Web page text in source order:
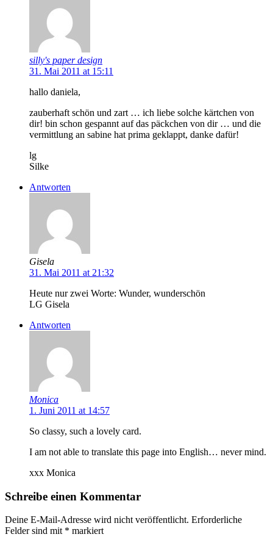
silly's paper design
31. Mai 2011 at 15:11
hallo daniela,
zauberhaft schön und zart … ich liebe solche kärtchen von
dir! bin schon gespannt auf das päckchen von dir … und die
vermittlung an sabine hat prima geklappt, danke dafür!
lg
Silke
Antworten
Gisela
31. Mai 2011 at 21:32
Heute nur zwei Worte: Wunder, wunderschön
LG Gisela
Antworten
Monica
1. Juni 2011 at 14:57
So classy, such a lovely card.
I am not able to translate this page into English… never mind.
xxx Monica
Schreibe einen Kommentar
Deine E-Mail-Adresse wird nicht veröffentlicht. Erforderliche
Felder sind mit * markiert